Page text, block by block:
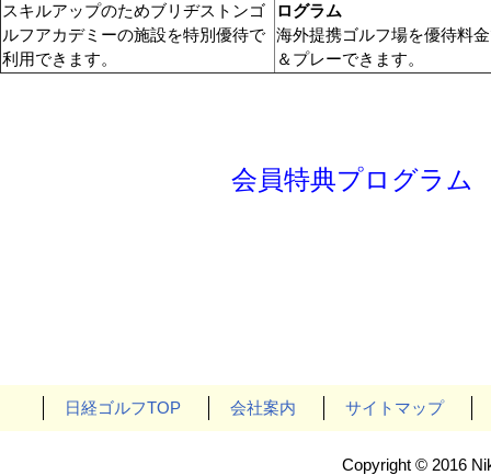
スキルアップのためブリヂストンゴ
ルフアカデミーの施設を特別優待で
利用できます。
ログラム
海外提携ゴルフ場を優待料
＆プレーできます。
会員特典プログラム
日経ゴルフTOP 会社案内 サイトマップ
Copyright © 2016